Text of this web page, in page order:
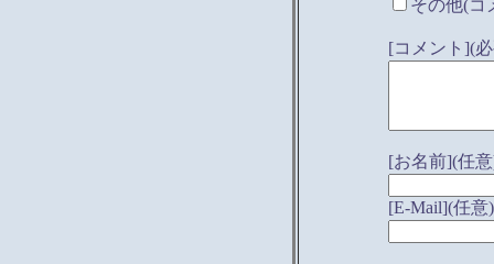
その他(コ
[コメント](
[お名前](任
[E-Mail](任意)